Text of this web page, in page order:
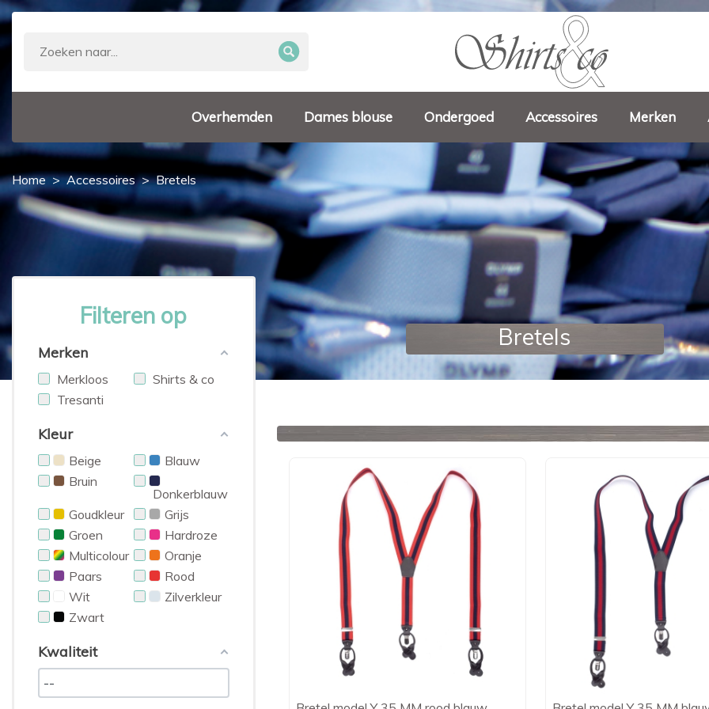
Overhemden Dames blouse Ondergoed Accessoires Merken
Home Accessoires Bretels
Filteren op
Merken
Merkloos
Shirts & co
Tresanti
Kleur
Beige
Blauw
Bruin
Donkerblauw
Goudkleur
Grijs
Groen
Hardroze
Multicolour
Oranje
Paars
Rood
Wit
Zilverkleur
Zwart
Kwaliteit
Bretels